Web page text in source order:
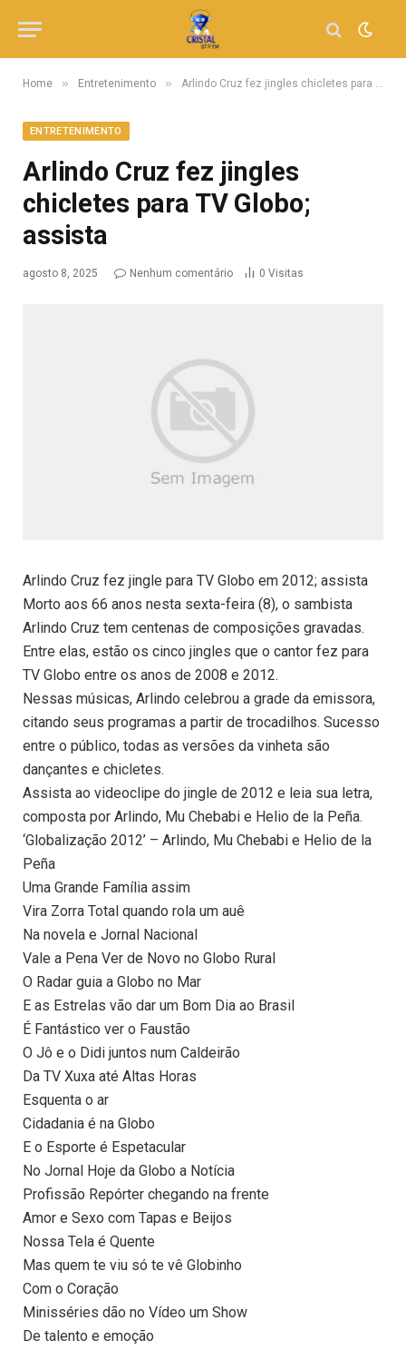
Home » Entretenimento » Arlindo Cruz fez jingles chicletes para TV Globo; assista
ENTRETENIMENTO
Arlindo Cruz fez jingles
chicletes para TV Globo;
assista
agosto 8, 2025 Nenhum comentário 0 Visitas
Arlindo Cruz fez jingle para TV Globo em 2012; assista
Morto aos 66 anos nesta sexta-feira (8), o sambista
Arlindo Cruz tem centenas de composições gravadas.
Entre elas, estão os cinco jingles que o cantor fez para
TV Globo entre os anos de 2008 e 2012.
Nessas músicas, Arlindo celebrou a grade da emissora,
citando seus programas a partir de trocadilhos. Sucesso
entre o público, todas as versões da vinheta são
dançantes e chicletes.
Assista ao videoclipe do jingle de 2012 e leia sua letra,
composta por Arlindo, Mu Chebabi e Helio de la Peña.
‘Globalização 2012’ – Arlindo, Mu Chebabi e Helio de la
Peña
Uma Grande Família assim
Vira Zorra Total quando rola um auê
Na novela e Jornal Nacional
Vale a Pena Ver de Novo no Globo Rural
O Radar guia a Globo no Mar
E as Estrelas vão dar um Bom Dia ao Brasil
É Fantástico ver o Faustão
O Jô e o Didi juntos num Caldeirão
Da TV Xuxa até Altas Horas
Esquenta o ar
Cidadania é na Globo
E o Esporte é Espetacular
No Jornal Hoje da Globo a Notícia
Profissão Repórter chegando na frente
Amor e Sexo com Tapas e Beijos
Nossa Tela é Quente
Mas quem te viu só te vê Globinho
Com o Coração
Minisséries dão no Vídeo um Show
De talento e emoção